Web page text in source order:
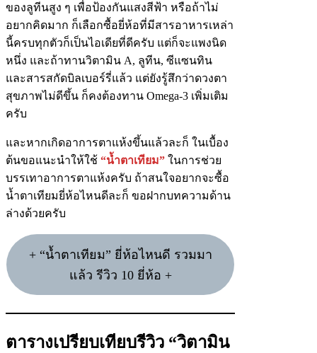
ของลูทีนสูง ๆ เพื่อป้องกันแสงสีฟ้า หรือถ้าไม่
อยากคิดมาก ก็เลือกซื้อยี่ห้อที่มีสารอาหารเหล่า
นี้ครบทุกตัวก็เป็นไอเดียที่ดีครับ แต่ก็จะแพงนิด
หนึ่ง และถ้าทานวิตามิน A, ลูทีน, ซีแซนทิน
และสารสกัดบิลเบอร์รี่แล้ว แต่ยังรู้สึกว่าดวงตา
สุขภาพไม่ดีขึ้น ก็คงต้องทาน Omega-3 เพิ่มเติม
ครับ
และหากเกิดอาการตาแห้งขึ้นแล้วละก็ ในเบื้อง
ต้นขอแนะนำให้ใช้ “น้ำตาเทียม” ในการช่วย
บรรเทาอาการตาแห้งครับ ถ้าสนใจอยากจะซื้อ
น้ำตาเทียมยี่ห้อไหนดีละก็ ขอฝากบทความด้าน
ล่างด้วยครับ
+ “น้ำตาเทียม” ยี่ห้อไหนดี รวมมา
แล้ว รีวิว 10 ยี่ห้อ +
ตารางเปรียบเทียบรีวิว “วิตามิน